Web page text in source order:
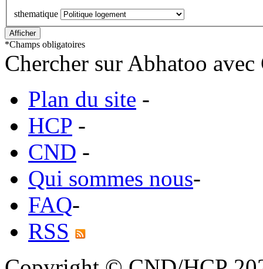
sthematique
*Champs obligatoires
Chercher sur Abhatoo
Plan du site -
HCP -
CND -
Qui sommes nous-
FAQ-
RSS